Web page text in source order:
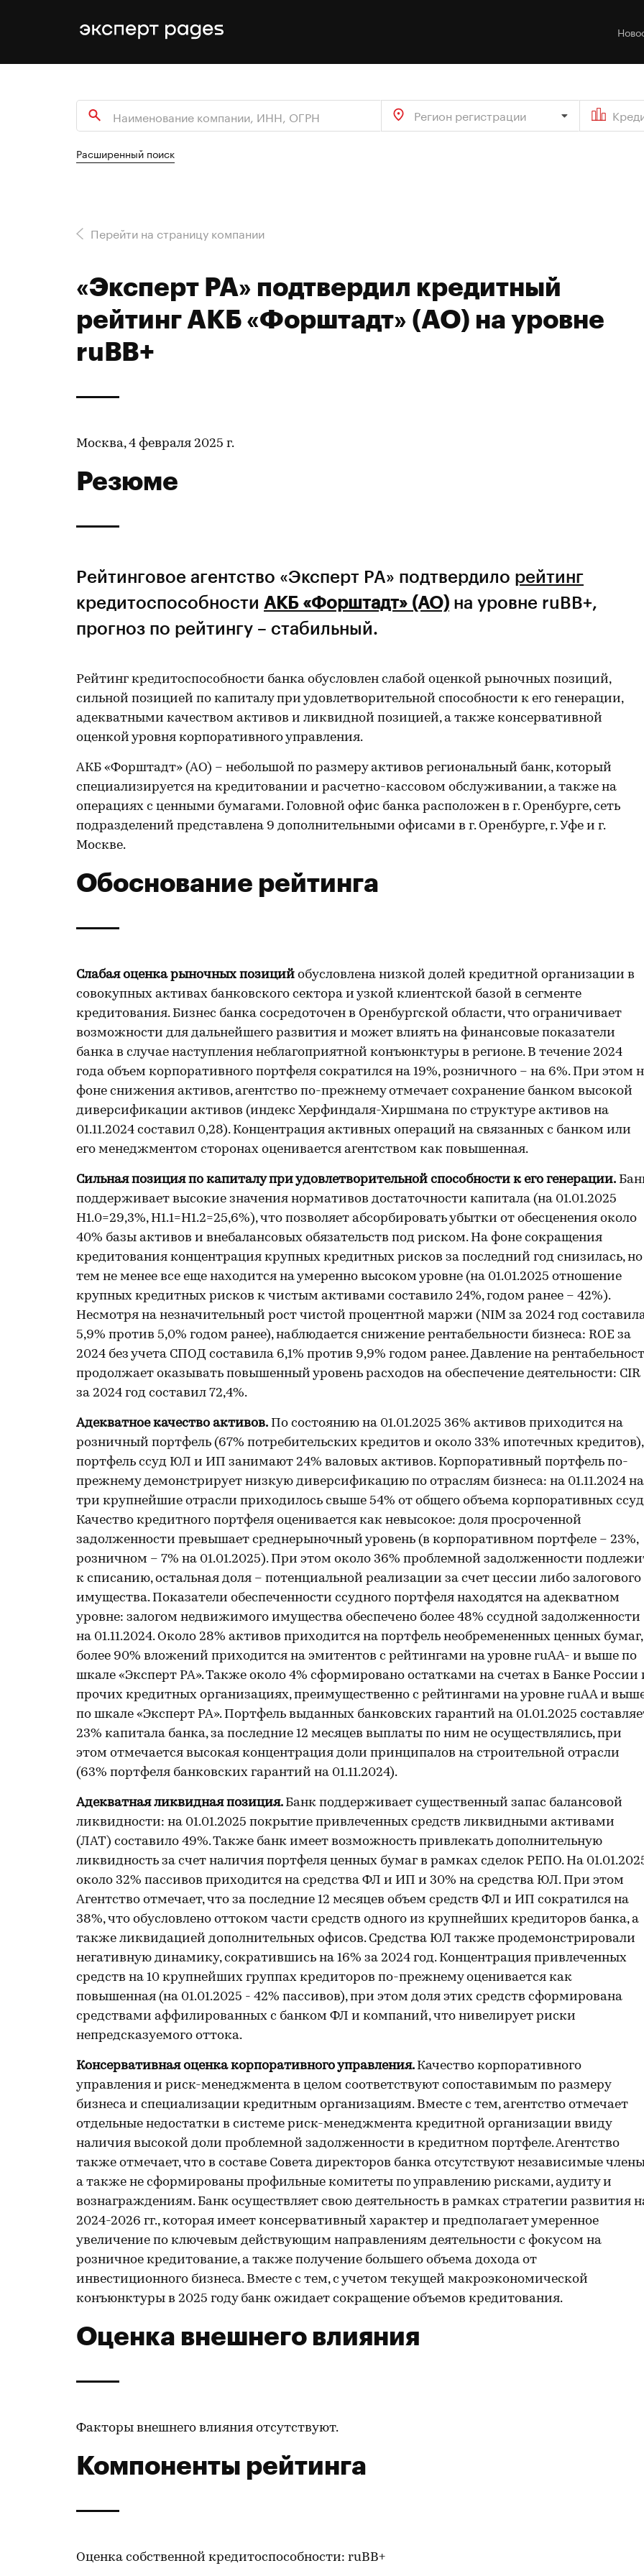
Регион регистрации
Расширенный поиск
Перейти на страницу компании
«Эксперт РА» подтвердил кредитный
рейтинг АКБ «Форштадт» (АО) на уровне
ruВB+
Москва, 4 февраля 2025 г.
Резюме
Рейтинговое агентство «Эксперт РА» подтвердило рейтинг
кредитоспособности АКБ «Форштадт» (АО) на уровне ruBB+,
прогноз по рейтингу – стабильный.
Рейтинг кредитоспособности банка обусловлен слабой оценкой рыночных позиций,
сильной позицией по капиталу при удовлетворительной способности к его генерации,
адекватными качеством активов и ликвидной позицией, а также консервативной
оценкой уровня корпоративного управления.
АКБ «Форштадт» (АО) – небольшой по размеру активов региональный банк, который
специализируется на кредитовании и расчетно-кассовом обслуживании, а также на
операциях с ценными бумагами. Головной офис банка расположен в г. Оренбурге, сеть
подразделений представлена 9 дополнительными офисами в г. Оренбурге, г. Уфе и г.
Москве.
Обоснование рейтинга
Слабая оценка рыночных позиций обусловлена низкой долей кредитной организации в
совокупных активах банковского сектора и узкой клиентской базой в сегменте
кредитования. Бизнес банка сосредоточен в Оренбургской области, что ограничивает
возможности для дальнейшего развития и может влиять на финансовые показатели
банка в случае наступления неблагоприятной конъюнктуры в регионе. В течение 2024
года объем корпоративного портфеля сократился на 19%, розничного – на 6%. При этом
фоне снижения активов, агентство по-прежнему отмечает сохранение банком высокой
диверсификации активов (индекс Херфиндаля-Хиршмана по структуре активов на
01.11.2024 составил 0,28). Концентрация активных операций на связанных с банком или
его менеджментом сторонах оценивается агентством как повышенная.
Сильная позиция по капиталу при удовлетворительной способности к его генерации.
поддерживает высокие значения нормативов достаточности капитала (на 01.01.2025
Н1.0=29,3%, Н1.1=H1.2=25,6%), что позволяет абсорбировать убытки от обесценения около
40% базы активов и внебалансовых обязательств под риском. На фоне сокращения
кредитования концентрация крупных кредитных рисков за последний год снизилась, но
тем не менее все еще находится на умеренно высоком уровне (на 01.01.2025 отношение
крупных кредитных рисков к чистым активами составило 24%, годом ранее – 42%).
Несмотря на незначительный рост чистой процентной маржи (NIM за 2024 год
5,9% против 5,0% годом ранее), наблюдается снижение рентабельности бизнеса: ROE за
2024 без учета СПОД составила 6,1% против 9,9% годом ранее. Давление на
продолжает оказывать повышенный уровень расходов на обеспечение деятельности: CIR
за 2024 год составил 72,4%.
Адекватное качество активов. По состоянию на 01.01.2025 36% активов приходится на
розничный портфель (67% потребительских кредитов и около 33% ипотечных кредитов),
портфель ссуд ЮЛ и ИП занимают 24% валовых активов. Корпоративный портфель по-
прежнему демонстрирует низкую диверсификацию по отраслям бизнеса: на 01.11.2024 на
три крупнейшие отрасли приходилось свыше 54% от общего объема корпоративных
Качество кредитного портфеля оценивается как невысокое: доля просроченной
задолженности превышает среднерыночный уровень (в корпоративном портфеле – 23%,
розничном – 7% на 01.01.2025). При этом около 36% проблемной задолженности
к списанию, остальная доля – потенциальной реализации за счет цессии либо залогового
имущества. Показатели обеспеченности ссудного портфеля находятся на адекватном
уровне: залогом недвижимого имущества обеспечено более 48% ссудной задолженности
на 01.11.2024. Около 28% активов приходится на портфель необремененных ценных бумаг,
более 90% вложений приходится на эмитентов с рейтингами на уровне ruАА- и выше по
шкале «Эксперт РА». Также около 4% сформировано остатками на счетах в Банке России
прочих кредитных организациях, преимущественно с рейтингами на уровне ruАА и
по шкале «Эксперт РА». Портфель выданных банковских гарантий на 01.01.2025
23% капитала банка, за последние 12 месяцев выплаты по ним не осуществлялись, при
этом отмечается высокая концентрация доли принципалов на строительной отрасли
(63% портфеля банковских гарантий на 01.11.2024).
Адекватная ликвидная позиция. Банк поддерживает существенный запас балансовой
ликвидности: на 01.01.2025 покрытие привлеченных средств ликвидными активами
(ЛАТ) составило 49%. Также банк имеет возможность привлекать дополнительную
ликвидность за счет наличия портфеля ценных бумаг в рамках сделок РЕПО. На
около 32% пассивов приходится на средства ФЛ и ИП и 30% на средства ЮЛ. При этом
Агентство отмечает, что за последние 12 месяцев объем средств ФЛ и ИП сократился на
38%, что обусловлено оттоком части средств одного из крупнейших кредиторов банка, а
также ликвидацией дополнительных офисов. Средства ЮЛ также продемонстрировали
негативную динамику, сократившись на 16% за 2024 год. Концентрация привлеченных
средств на 10 крупнейших группах кредиторов по-прежнему оценивается как
повышенная (на 01.01.2025 - 42% пассивов), при этом доля этих средств сформирована
средствами аффилированных с банком ФЛ и компаний, что нивелирует риски
непредсказуемого оттока.
Консервативная оценка корпоративного управления. Качество корпоративного
управления и риск-менеджмента в целом соответствуют сопоставимым по размеру
бизнеса и специализации кредитным организациям. Вместе с тем, агентство отмечает
отдельные недостатки в системе риск-менеджмента кредитной организации ввиду
наличия высокой доли проблемной задолженности в кредитном портфеле. Агентство
также отмечает, что в составе Совета директоров банка отсутствуют независимые
а также не сформированы профильные комитеты по управлению рисками, аудиту и
вознаграждениям. Банк осуществляет свою деятельность в рамках стратегии развития
2024-2026 гг., которая имеет консервативный характер и предполагает умеренное
увеличение по ключевым действующим направлениям деятельности с фокусом на
розничное кредитование, а также получение большего объема дохода от
инвестиционного бизнеса. Вместе с тем, с учетом текущей макроэкономической
конъюнктуры в 2025 году банк ожидает сокращение объемов кредитования.
Оценка внешнего влияния
Факторы внешнего влияния отсутствуют.
Компоненты рейтинга
Оценка собственной кредитоспособности: ruBB+